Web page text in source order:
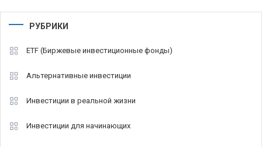
РУБРИКИ
ETF (Биржевые инвестиционные фонды)
Альтернативные инвестиции
Инвестиции в реальной жизни
Инвестиции для начинающих